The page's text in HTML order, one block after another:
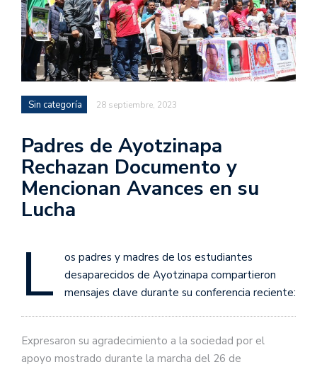
Sin categoría 28 septiembre, 2023
Padres de Ayotzinapa
Rechazan Documento y
Mencionan Avances en su
Lucha
L
os padres y madres de los estudiantes
desaparecidos de Ayotzinapa compartieron
mensajes clave durante su conferencia reciente:
Expresaron su agradecimiento a la sociedad por el
apoyo mostrado durante la marcha del 26 de